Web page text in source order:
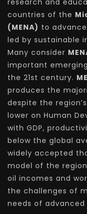
research and
countries of the
(MENA) to
led by sustainable
Many consider
important
the 21st century.
produces the
despite the
lower on Human
with GDP,
below the global
widely accepted
model of the
oil incomes and
the challenges of
needs of